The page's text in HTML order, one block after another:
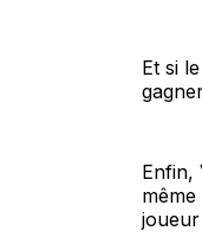
Et si
Enfin,